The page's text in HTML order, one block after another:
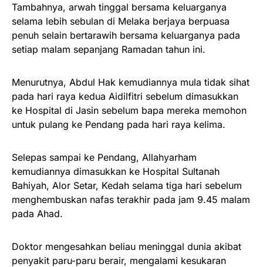
Tambahnya, arwah tinggal bersama keluarganya
selama lebih sebulan di Melaka berjaya berpuasa
penuh selain bertarawih bersama keluarganya pada
setiap malam sepanjang Ramadan tahun ini.
Menurutnya, Abdul Hak kemudiannya mula tidak sihat
pada hari raya kedua Aidilfitri sebelum dimasukkan
ke Hospital di Jasin sebelum bapa mereka memohon
untuk pulang ke Pendang pada hari raya kelima.
Selepas sampai ke Pendang, Allahyarham
kemudiannya dimasukkan ke Hospital Sultanah
Bahiyah, Alor Setar, Kedah selama tiga hari sebelum
menghembuskan nafas terakhir pada jam 9.45 malam
pada Ahad.
Doktor mengesahkan beliau meninggal dunia akibat
penyakit paru-paru berair, mengalami kesukaran